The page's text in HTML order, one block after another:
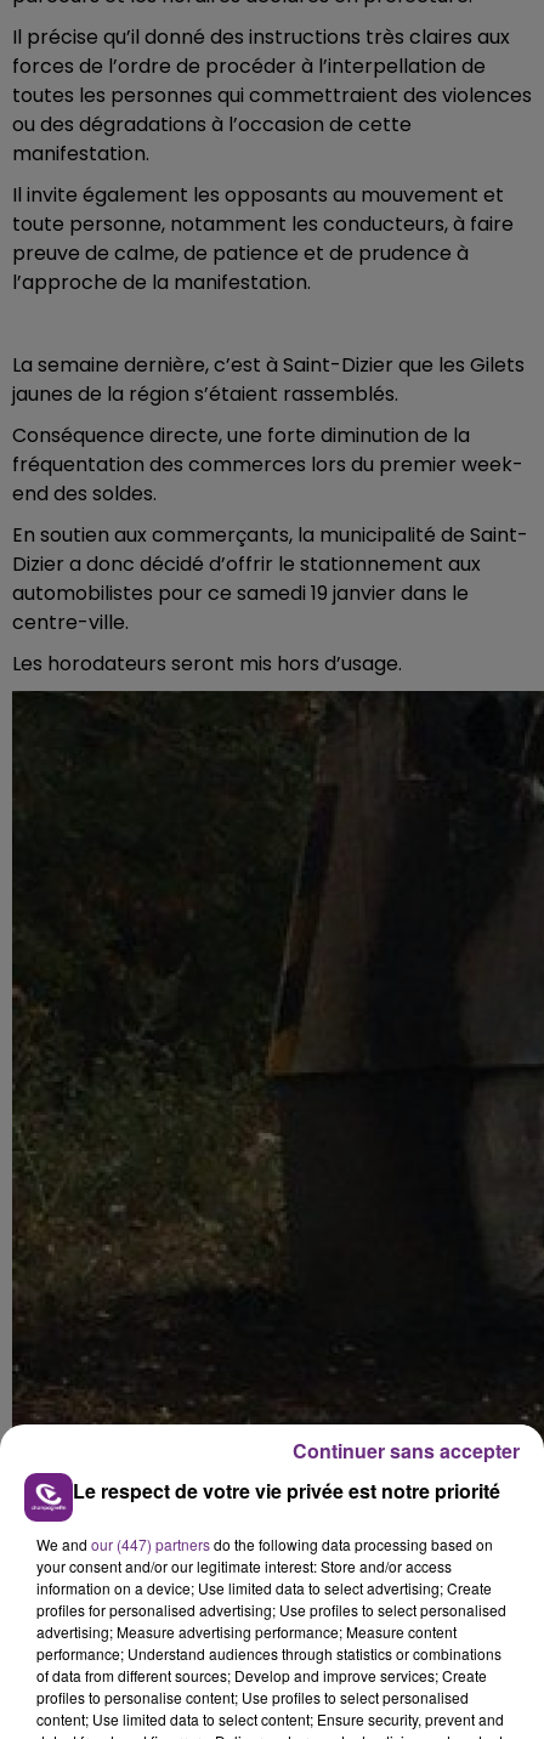
Il précise qu’il donné des instructions très claires aux
forces de l’ordre de procéder à l’interpellation de
toutes les personnes qui commettraient des violences
ou des dégradations à l’occasion de cette
manifestation.
Il invite également les opposants au mouvement et
toute personne, notamment les conducteurs, à faire
preuve de calme, de patience et de prudence à
l’approche de la manifestation.
La semaine dernière, c’est à Saint-Dizier que les Gilets
jaunes de la région s’étaient rassemblés.
Conséquence directe, une forte diminution de la
fréquentation des commerces lors du premier week-
end des soldes.
En soutien aux commerçants, la municipalité de Saint-
Dizier a donc décidé d’offrir le stationnement aux
automobilistes pour ce samedi 19 janvier dans le
centre-ville.
Les horodateurs seront mis hors d’usage.
Et puis, dans le Rethélois 7 gilets jaunes ont été
placées en garde à vue ces derniers jours.
En cause, la dégradation de 4 radars dans la région de
Rethel, dans la nuit du 20 au 21 décembre dernier.
Les sept individus seront fixés sur leur sort judiciaire ce
Le respect de votre vie privée est notre priorité
We and our (447) partnersdo the following data processing based on
your consent and/or our legitimate interest: Store and/or access
information on a device; Use limited data to select advertising; Create
profiles for personalised advertising; Use profiles to select personalised
advertising; Measure advertising performance; Measure content
performance; Understand audiences through statistics or combinations
of data from different sources; Develop and improve services; Create
profiles to personalise content; Use profiles to select personalised
content; Use limited data to select content; Ensure security, prevent and
Continuer sans accepter